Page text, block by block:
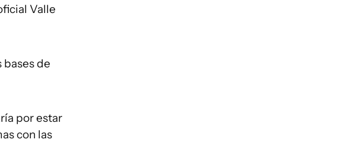
Valle
de
por estar
con las